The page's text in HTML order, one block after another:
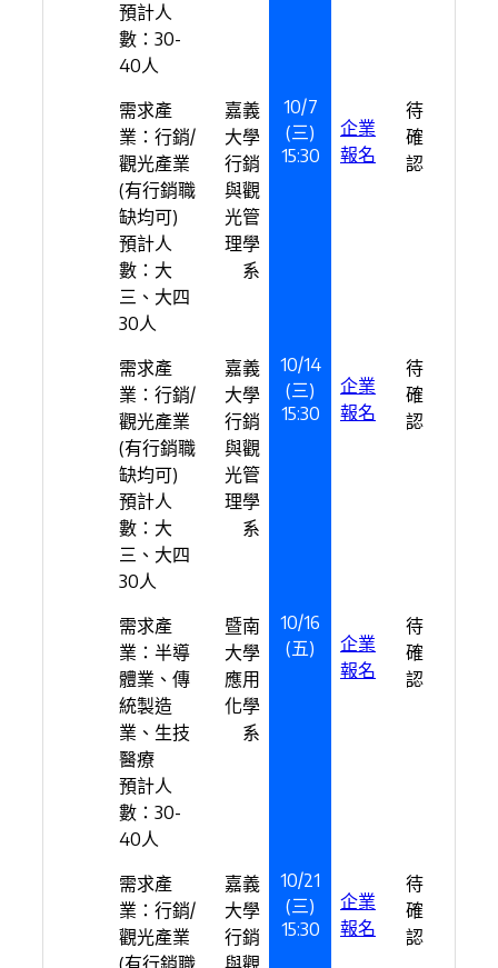
預計人
數：30-
40人
需求產
業：行銷/
觀光產業
(有行銷職
缺均可)
預計人
數：大
三、大四
30人
嘉義
大學
行銷
與觀
光管
理學
系
10/7
(三)
15:30
企業
報名
待
確
認
需求產
業：行銷/
觀光產業
(有行銷職
缺均可)
預計人
數：大
三、大四
30人
嘉義
大學
行銷
與觀
光管
理學
系
10/14
(三)
15:30
企業
報名
待
確
認
需求產
業：半導
體業、傳
統製造
業、生技
醫療
預計人
數：30-
40人
暨南
大學
應用
化學
系
10/16
(五)
企業
報名
待
確
認
需求產
業：行銷/
觀光產業
嘉義
大學
行銷
10/21
(三)
15:30
企業
報名
待
確
認